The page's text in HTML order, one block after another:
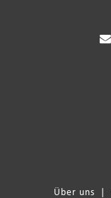
Über uns